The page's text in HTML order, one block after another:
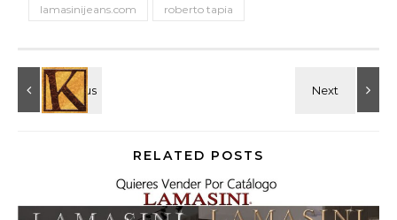
lamasinijeans.com
roberto tapia
RELATED POSTS